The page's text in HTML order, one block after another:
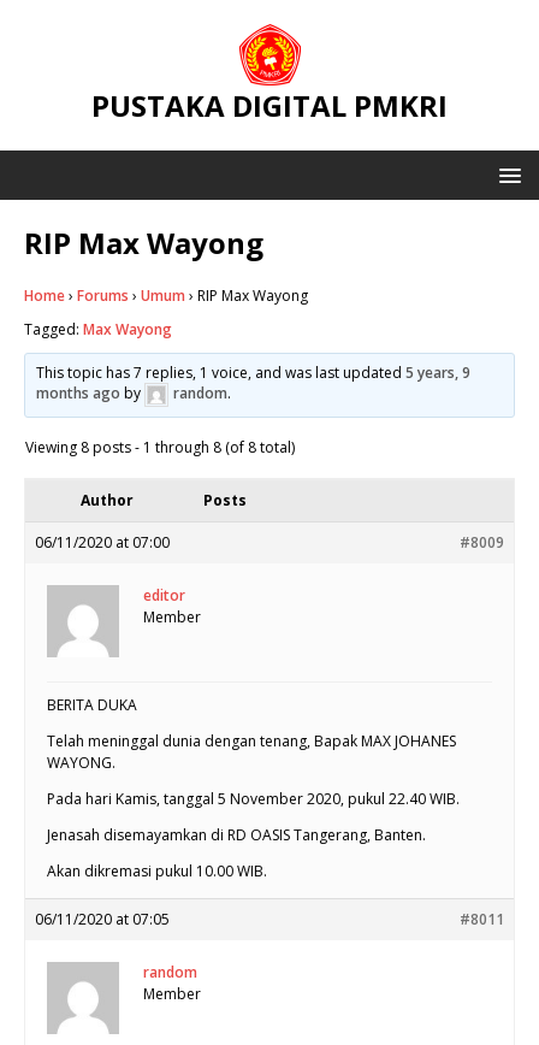
PUSTAKA DIGITAL PMKRI
RIP Max Wayong
Home› Forums › Umum › RIP Max Wayong
Tagged: Max Wayong
This topic has 7 replies, 1 voice, and was last updated5 years, 9
months ago by random.
Viewing 8 posts - 1 through 8 (of 8 total)
Author Posts
06/11/2020 at 07:00 #8009
editor
Member
BERITA DUKA
Telah meninggal dunia dengan tenang, Bapak MAX JOHANES
WAYONG.
Pada hari Kamis, tanggal 5 November 2020, pukul 22.40 WIB.
Jenasah disemayamkan di RD OASIS Tangerang, Banten.
Akan dikremasi pukul 10.00 WIB.
06/11/2020 at 07:05 #8011
random
Member